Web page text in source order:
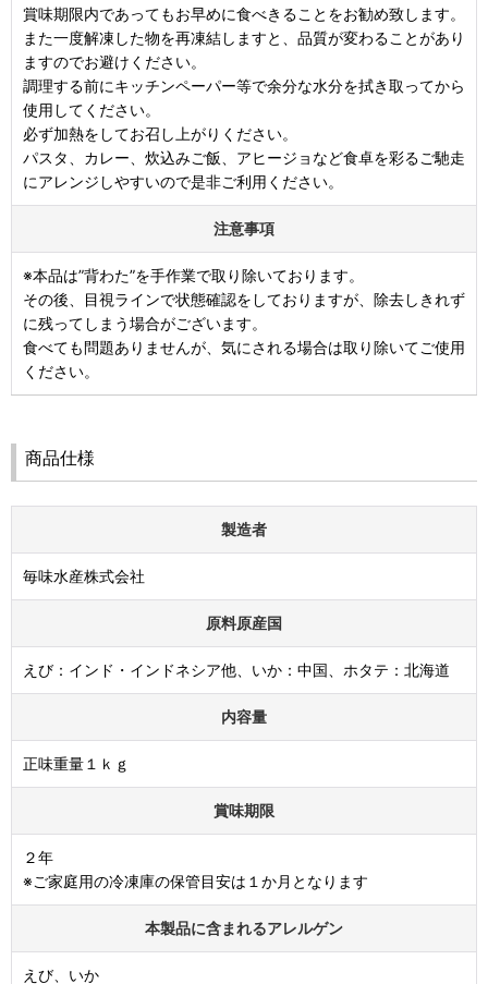
賞味期限内であってもお早めに食べきることをお勧め致します。
また一度解凍した物を再凍結しますと、品質が変わることがあり
ますのでお避けください。
調理する前にキッチンペーパー等で余分な水分を拭き取ってから
使用してください。
必ず加熱をしてお召し上がりください。
パスタ、カレー、炊込みご飯、アヒージョなど食卓を彩るご馳走
にアレンジしやすいので是非ご利用ください。
注意事項
※本品は”背わた”を手作業で取り除いております。
その後、目視ラインで状態確認をしておりますが、除去しきれず
に残ってしまう場合がございます。
食べても問題ありませんが、気にされる場合は取り除いてご使用
ください。
商品仕様
製造者
毎味水産株式会社
原料原産国
えび：インド・インドネシア他、いか：中国、ホタテ：北海道
内容量
正味重量１ｋｇ
賞味期限
２年
※ご家庭用の冷凍庫の保管目安は１か月となります
本製品に含まれるアレルゲン
えび、いか